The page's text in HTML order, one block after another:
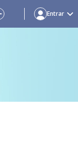
Entrar